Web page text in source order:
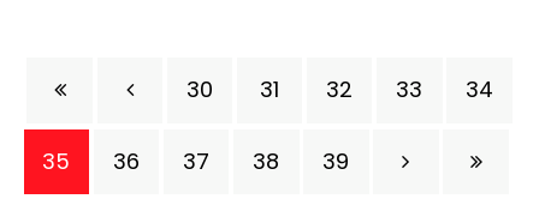
30 31 32 33 34
35 36 37 38 39